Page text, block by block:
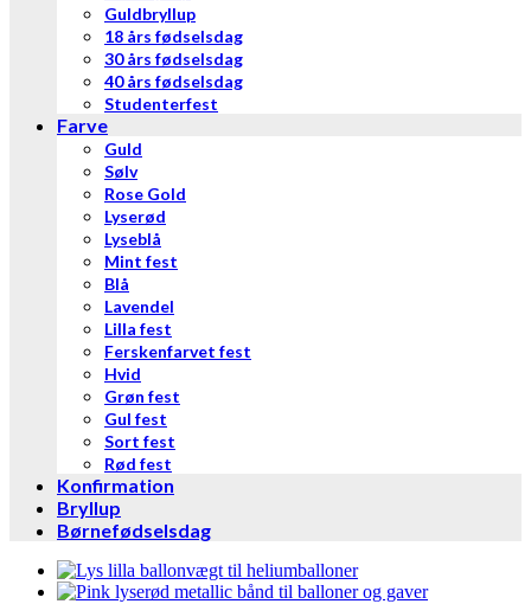
Guldbryllup
18 års fødselsdag
30 års fødselsdag
40 års fødselsdag
Studenterfest
Farve
Guld
Sølv
Rose Gold
Lyserød
Lyseblå
Mint fest
Blå
Lavendel
Lilla fest
Ferskenfarvet fest
Hvid
Grøn fest
Gul fest
Sort fest
Rød fest
Konfirmation
Bryllup
Børnefødselsdag